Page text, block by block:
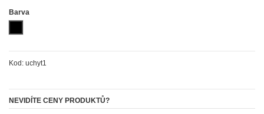
Barva
Kod: uchyt1
NEVIDÍTE CENY PRODUKTŮ?